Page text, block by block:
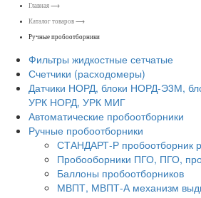
Главная ⟶
Каталог товаров ⟶
Ручные пробоотборники
Фильтры жидкостные сетчатые
Счетчики (расходомеры)
Датчики НОРД, блоки НОРД-Э3М,
УРК НОРД, УРК МИГ
Автоматические пробоотборники
Ручные пробоотборники
СТАНДАРТ-Р пробоотборник
Пробооборники ПГО, ПГО,
Баллоны пробоотборников
МВПТ, МВПТ-А механизм